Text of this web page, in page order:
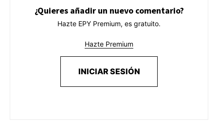
¿Quieres añadir un nuevo comentario?
Hazte EPY Premium, es gratuito.
Hazte Premium
INICIAR SESIÓN